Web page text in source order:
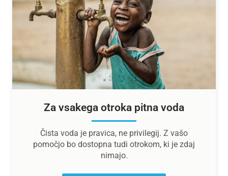
Za vsakega otroka pitna voda
Čista voda je pravica, ne privilegij. Z vašo
pomočjo bo dostopna tudi otrokom, ki je zdaj
nimajo.